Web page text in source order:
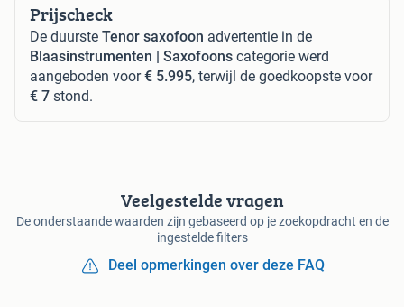
Prijscheck
De duurste Tenor saxofoon advertentie in de
Blaasinstrumenten | Saxofoons categorie werd
aangeboden voor€ 5.995, terwijl de goedkoopste voor
€ 7 stond.
Veelgestelde vragen
De onderstaande waarden zijn gebaseerd op je zoekopdracht en de
ingestelde filters
Deel opmerkingen over deze FAQ